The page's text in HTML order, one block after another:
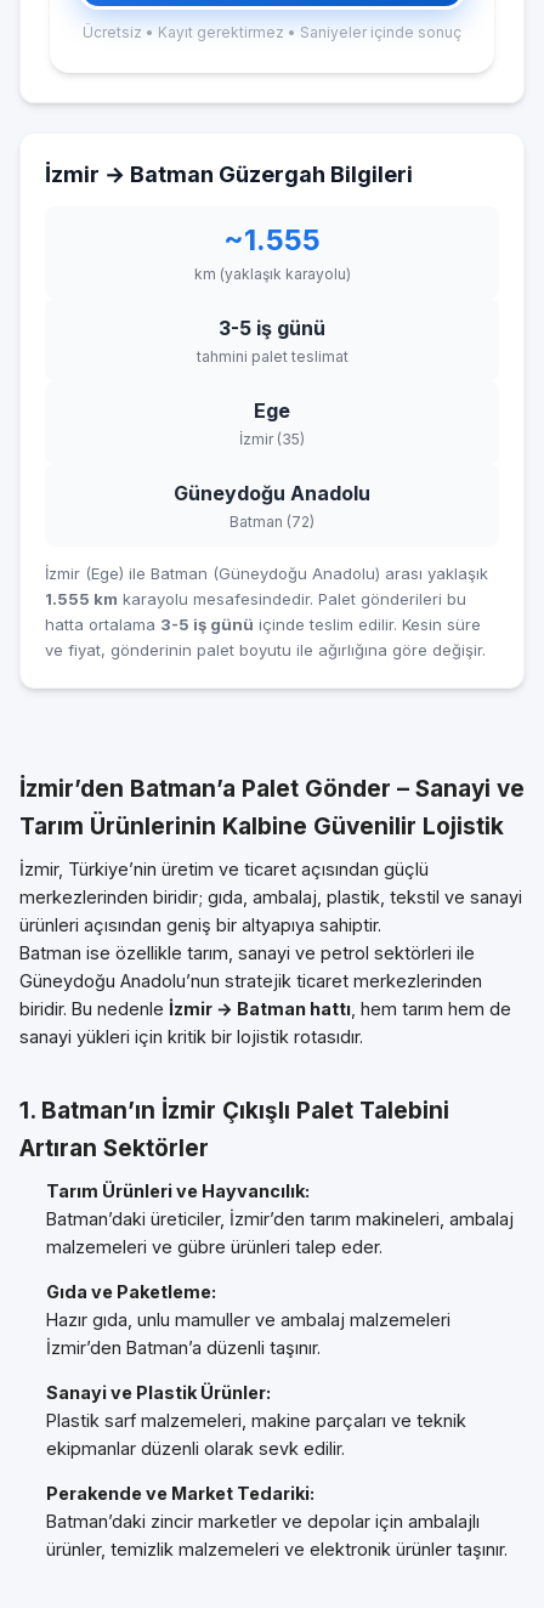
Ücretsiz • Kayıt gerektirmez • Saniyeler içinde sonuç
İzmir → Batman Güzergah Bilgileri
~1.555
km (yaklaşık karayolu)
3-5 iş günü
tahmini palet teslimat
Ege
İzmir (35)
Güneydoğu Anadolu
Batman (72)
İzmir (Ege) ile Batman (Güneydoğu Anadolu) arası yaklaşık
1.555 km karayolu mesafesindedir. Palet gönderileri bu
hatta ortalama 3-5 iş günü içinde teslim edilir. Kesin süre
ve fiyat, gönderinin palet boyutu ile ağırlığına göre değişir.
İzmir’den Batman’a Palet Gönder – Sanayi ve
Tarım Ürünlerinin Kalbine Güvenilir Lojistik
İzmir, Türkiye’nin üretim ve ticaret açısından güçlü
merkezlerinden biridir; gıda, ambalaj, plastik, tekstil ve sanayi
ürünleri açısından geniş bir altyapıya sahiptir.
Batman ise özellikle tarım, sanayi ve petrol sektörleri ile
Güneydoğu Anadolu’nun stratejik ticaret merkezlerinden
biridir. Bu nedenle İzmir → Batman hattı , hem tarım hem de
sanayi yükleri için kritik bir lojistik rotasıdır.
1. Batman’ın İzmir Çıkışlı Palet Talebini
Artıran Sektörler
Tarım Ürünleri ve Hayvancılık:
Batman’daki üreticiler, İzmir’den tarım makineleri, ambalaj
malzemeleri ve gübre ürünleri talep eder.
Gıda ve Paketleme:
Hazır gıda, unlu mamuller ve ambalaj malzemeleri
İzmir’den Batman’a düzenli taşınır.
Sanayi ve Plastik Ürünler:
Plastik sarf malzemeleri, makine parçaları ve teknik
ekipmanlar düzenli olarak sevk edilir.
Perakende ve Market Tedariki:
Batman’daki zincir marketler ve depolar için ambalajlı
ürünler, temizlik malzemeleri ve elektronik ürünler taşınır.